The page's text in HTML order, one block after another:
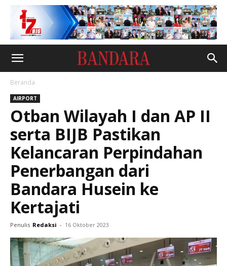
Beranda
AIRPORT
Otban Wilayah I dan AP II
serta BIJB Pastikan
Kelancaran Perpindahan
Penerbangan dari
Bandara Husein ke
Kertajati
Penulis Redaksi - 16 Oktober 2023